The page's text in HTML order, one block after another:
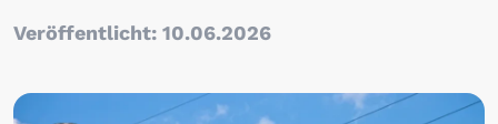
Veröffentlicht: 10.06.2026